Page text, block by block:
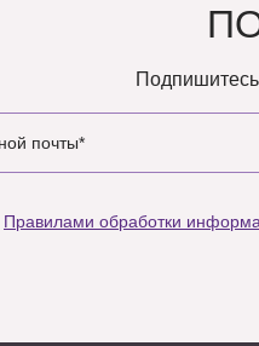
Правилами обработки